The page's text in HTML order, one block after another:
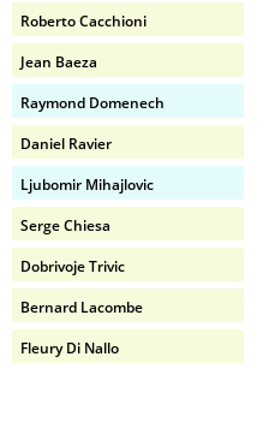
Roberto Cacchioni
Jean Baeza
Raymond Domenech
Daniel Ravier
Ljubomir Mihajlovic
Serge Chiesa
Dobrivoje Trivic
Bernard Lacombe
Fleury Di Nallo